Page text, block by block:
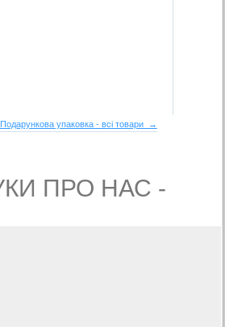
Подарункова упаковка - всі товари →
ПРО НАС -